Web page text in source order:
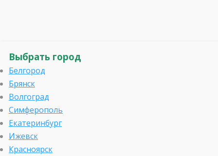
Выбрать город
Белгород
Брянск
Волгоград
Симферополь
Екатеринбург
Ижевск
Красноярск